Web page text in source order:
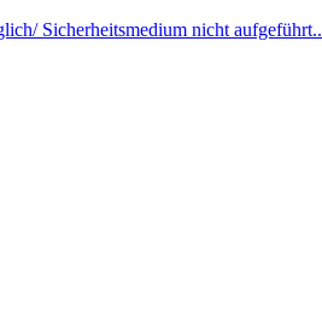
Sicherheitsmedium nicht aufgeführt..